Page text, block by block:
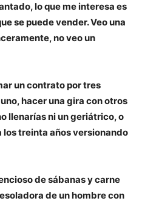
lo que me interesa es
se puede vender. Veo una
no veo un
un contrato por tres
hacer una gira con otros
llenarías ni un geriátrico, o
treinta años versionando
de sábanas y carne
de un hombre con